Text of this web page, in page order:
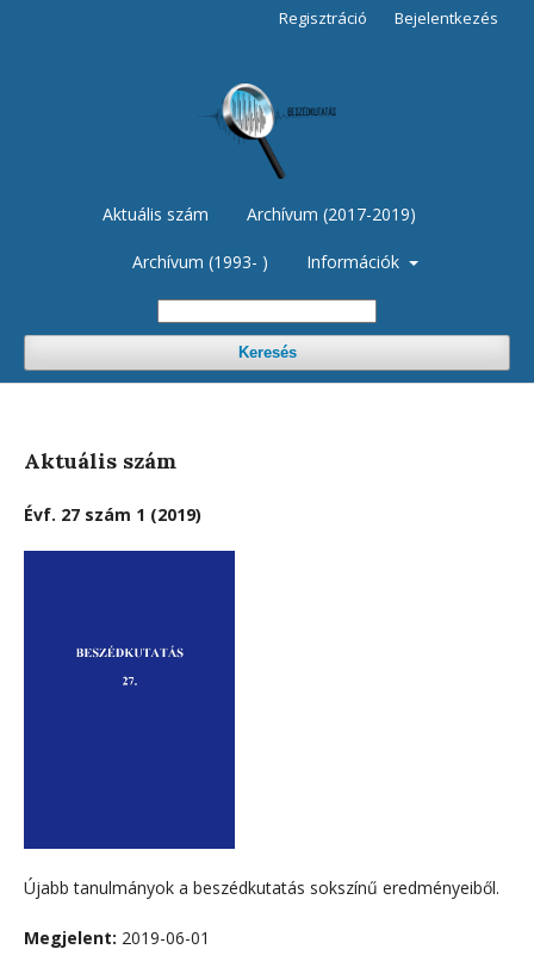
Aktuális szám Archívum (2017-2019)
Archívum (1993- ) Információk
Keresés
Regisztráció Bejelentkezés
Aktuális szám
Évf. 27 szám 1 (2019)
Újabb tanulmányok a beszédkutatás sokszínű eredményeiből.
Megjelent: 2019-06-01